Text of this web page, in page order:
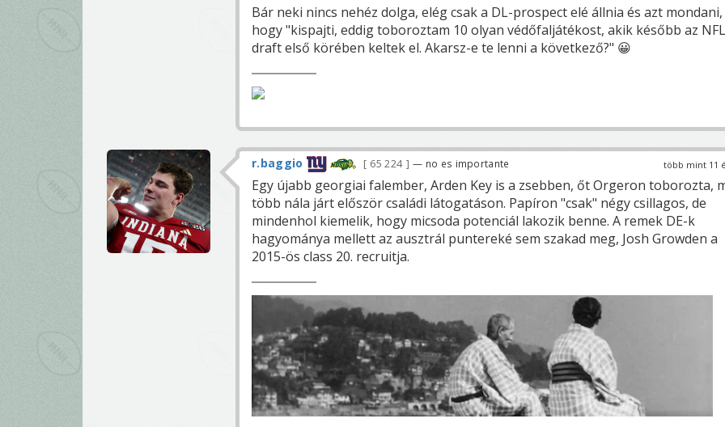
Bár neki nincs nehéz dolga, elég csak a DL-prospect elé állnia és azt mondani,
hogy "kispajti, eddig toboroztam 10 olyan védőfaljátékost, akik később az
draft első körében keltek el. Akarsz-e te lenni a következő?" 😀
több mint 11
r.baggio 65 224 — no es importante
Egy újabb georgiai falember, Arden Key is a zsebben, őt Orgeron toborozta,
több nála járt először családi látogatáson. Papíron "csak" négy csillagos, de
mindenhol kiemelik, hogy micsoda potenciál lakozik benne. A remek DE-k
hagyománya mellett az ausztrál puntereké sem szakad meg, Josh Growden a
2015-ös class 20. recruitja.